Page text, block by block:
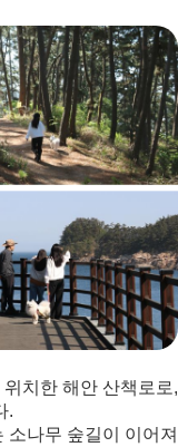
위치한 해안 산책로로,
.
소나무 숲길이 이어져